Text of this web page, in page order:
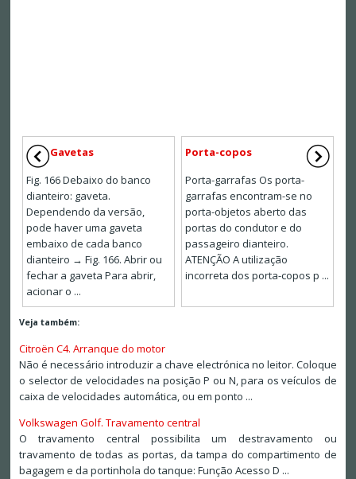
Gavetas
Fig. 166 Debaixo do banco
dianteiro: gaveta.
Dependendo da versão,
pode haver uma gaveta
embaixo de cada banco
dianteiro → Fig. 166. Abrir ou
fechar a gaveta Para abrir,
acionar o ...
Porta-copos
Porta-garrafas Os porta-
garrafas encontram-se no
porta-objetos aberto das
portas do condutor e do
passageiro dianteiro.
ATENÇÃO A utilização
incorreta dos porta-copos p ...
Veja também:
Citroën C4. Arranque do motor
Não é necessário introduzir a chave electrónica no leitor. Coloque
o selector de velocidades na posição P ou N, para os veículos de
caixa de velocidades automática, ou em ponto ...
Volkswagen Golf. Travamento central
O travamento central possibilita um destravamento ou
travamento de todas as portas, da tampa do compartimento de
bagagem e da portinhola do tanque: Função Acesso D ...